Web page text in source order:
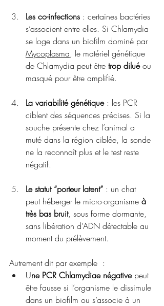
Les co-infections : certaines bactéries
s’associent entre elles. Si Chlamydia
se loge dans un biofilm dominé par
Mycoplasma, le matériel génétique
de Chlamydia peut être trop dilué ou
masqué pour être amplifié.
La variabilité génétique : les PCR
ciblent des séquences précises. Si la
souche présente chez l’animal a
muté dans la région ciblée, la sonde
ne la reconnaît plus et le test reste
négatif.
Le statut “porteur latent” : un chat
peut héberger le micro-organisme à
très bas bruit, sous forme dormante,
sans libération d’ADN détectable au
moment du prélèvement.
Autrement dit par exemple  :
Une PCR Chlamydiae négative peut
être fausse si l’organisme le dissimule
dans un biofilm ou s’associe à un